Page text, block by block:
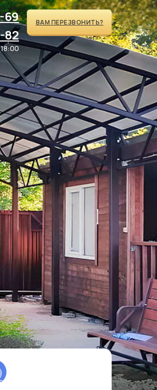
69
82
ВАМ ПЕРЕЗВОНИТЬ?